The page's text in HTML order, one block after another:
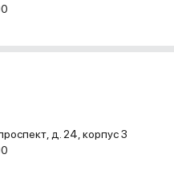
д. 24, корпус 3